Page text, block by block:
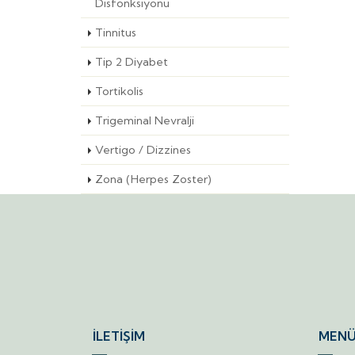
Disfonksiyonu
Tinnitus
Tip 2 Diyabet
Tortikolis
Trigeminal Nevralji
Vertigo / Dizzines
Zona (Herpes Zoster)
İLETİŞİM